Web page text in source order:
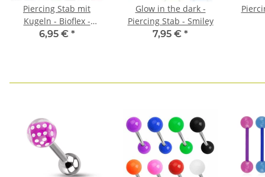
Piercing Stab mit
Kugeln - Bioflex -
Glitzer
6,95 € *
Glow in the dark -
Piercing Stab - Smiley
7,95 € *